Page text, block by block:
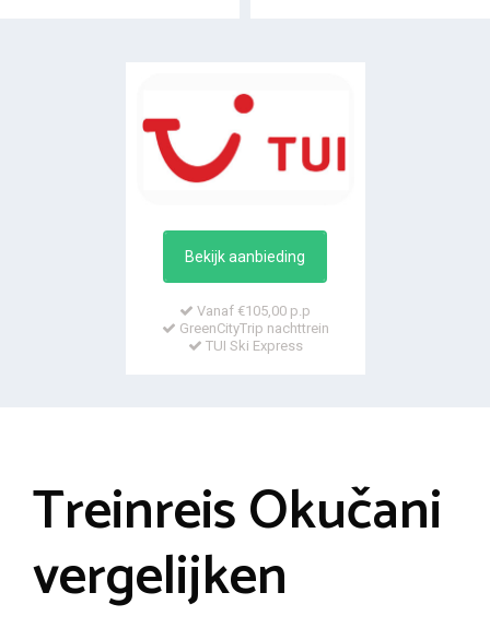
Bekijk aanbieding
Vanaf €105,00 p.p
GreenCityTrip nachttrein
TUI Ski Express
Treinreis Okučani
vergelijken